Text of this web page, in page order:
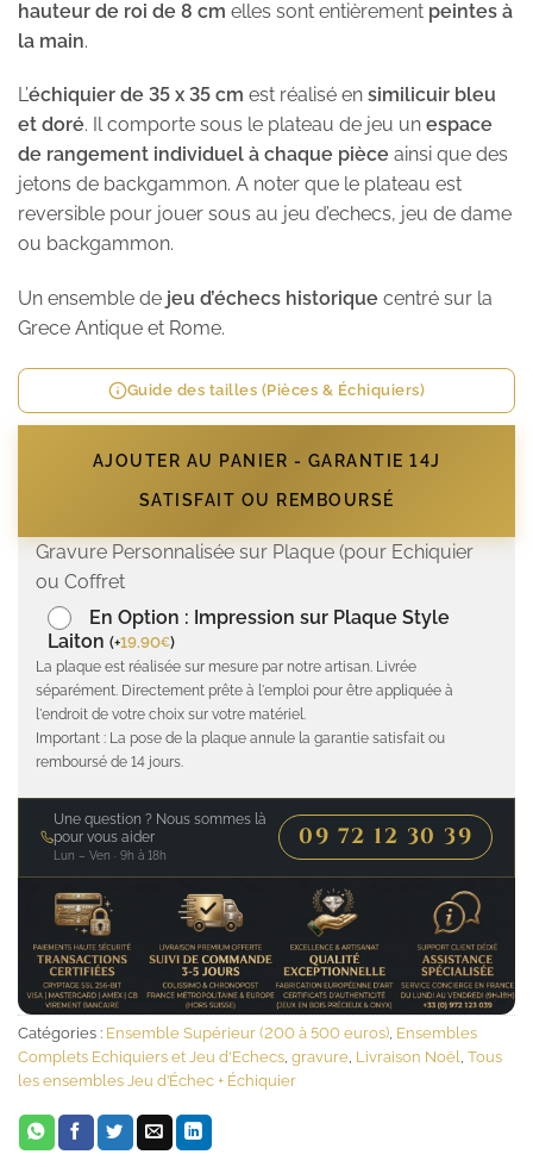
hauteur de roi de 8 cm elles sont entièrement peintes à
la main.
L’échiquier de 35 x 35 cm est réalisé en similicuir bleu
et doré. Il comporte sous le plateau de jeu un espace
de rangement individuel à chaque pièce ainsi que des
jetons de backgammon. A noter que le plateau est
reversible pour jouer sous au jeu d’echecs, jeu de dame
ou backgammon.
Un ensemble de jeu d’échecs historique centré sur la
Grece Antique et Rome.
Guide des tailles (Pièces & Échiquiers)
AJOUTER AU PANIER - GARANTIE 14J
SATISFAIT OU REMBOURSÉ
Gravure Personnalisée sur Plaque (pour Echiquier
ou Coffret
En Option : Impression sur Plaque Style
Laiton (+19.90€)
La plaque est réalisée sur mesure par notre artisan. Livrée
séparément. Directement prête à l'emploi pour être appliquée à
l'endroit de votre choix sur votre matériel.
Important : La pose de la plaque annule la garantie satisfait ou
remboursé de 14 jours.
Une question ? Nous sommes là
pour vous aider
Lun – Ven · 9h à 18h
09 72 12 30 39
Catégories : Ensemble Supérieur (200 à 500 euros), Ensembles
Complets Echiquiers et Jeu d'Echecs, gravure, Livraison Noël, Tous
les ensembles Jeu d’Échec + Échiquier